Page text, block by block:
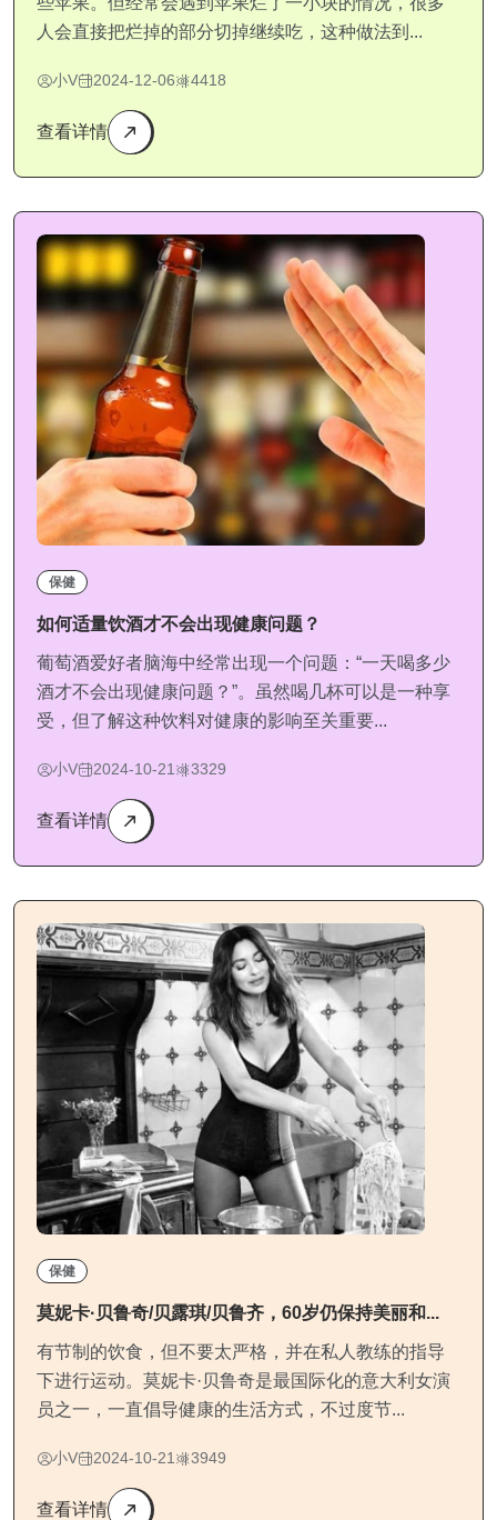
人会直接把烂掉的部分切掉继续吃，这种做法到...
小V 2024-12-06 4418
查看详情
保健
如何适量饮酒才不会出现健康问题？
葡萄酒爱好者脑海中经常出现一个问题：“一天喝多少
酒才不会出现健康问题？”。虽然喝几杯可以是一种享
受，但了解这种饮料对健康的影响至关重要...
小V 2024-10-21 3329
查看详情
保健
莫妮卡·贝鲁奇/贝露琪/贝鲁齐，60岁仍保持美丽和...
有节制的饮食，但不要太严格，并在私人教练的指导
下进行运动。莫妮卡·贝鲁奇是最国际化的意大利女演
员之一，一直倡导健康的生活方式，不过度节...
小V 2024-10-21 3949
查看详情